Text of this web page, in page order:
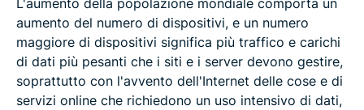
L'aumento della popolazione mondiale comporta un
aumento del numero di dispositivi, e un numero
maggiore di dispositivi significa più traffico e carichi
di dati più pesanti che i siti e i server devono gestire,
soprattutto con l'avvento dell'Internet delle cose e di
servizi online che richiedono un uso intensivo di dati,